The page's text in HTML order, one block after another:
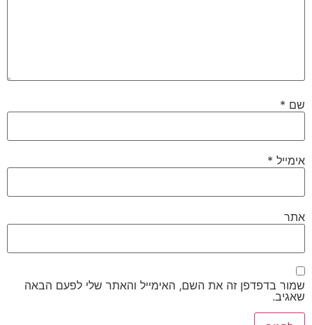
שם *
אימייל *
אתר
שמור בדפדפן זה את השם, האימייל והאתר שלי לפעם הבאה
שאגיב.